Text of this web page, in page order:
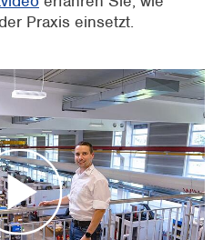
Praxis einsetzt.